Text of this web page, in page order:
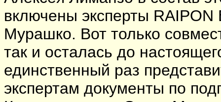
включены эксперты
Мурашко. Вот только
так и осталась до
единственный раз
экспертам документы по